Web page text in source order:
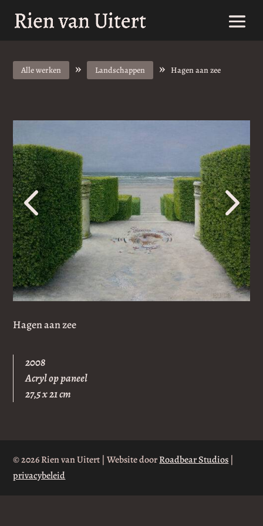
Alle werken » Landschappen » Hagen aan zee
5
4
Hagen aan zee
2008
Acryl op paneel
27,5 x 21 cm
© 2026 Rien van Uitert | Website doorRoadbear Studios |
privacybeleid